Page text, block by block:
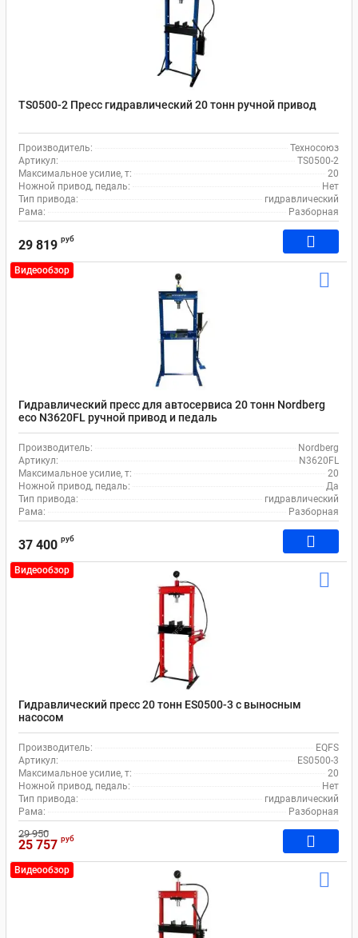
TS0500-2 Пресс гидравлический 20 тонн ручной привод
Производитель:
Техносоюз
Артикул:
TS0500-2
Максимальное усилие, т:
20
Ножной привод, педаль:
Нет
Тип привода:
гидравлический
Рама:
Разборная
29 819 руб
Видеообзор
Гидравлический пресс для автосервиса 20 тонн Nordberg
eco N3620FL ручной привод и педаль
Производитель:
Nordberg
Артикул:
N3620FL
Максимальное усилие, т:
20
Ножной привод, педаль:
Да
Тип привода:
гидравлический
Рама:
Разборная
37 400 руб
Видеообзор
Гидравлический пресс 20 тонн ES0500-3 с выносным
насосом
Производитель:
EQFS
Артикул:
ES0500-3
Максимальное усилие, т:
20
Ножной привод, педаль:
Нет
Тип привода:
гидравлический
Рама:
Разборная
29 950
25 757 руб
Видеообзор